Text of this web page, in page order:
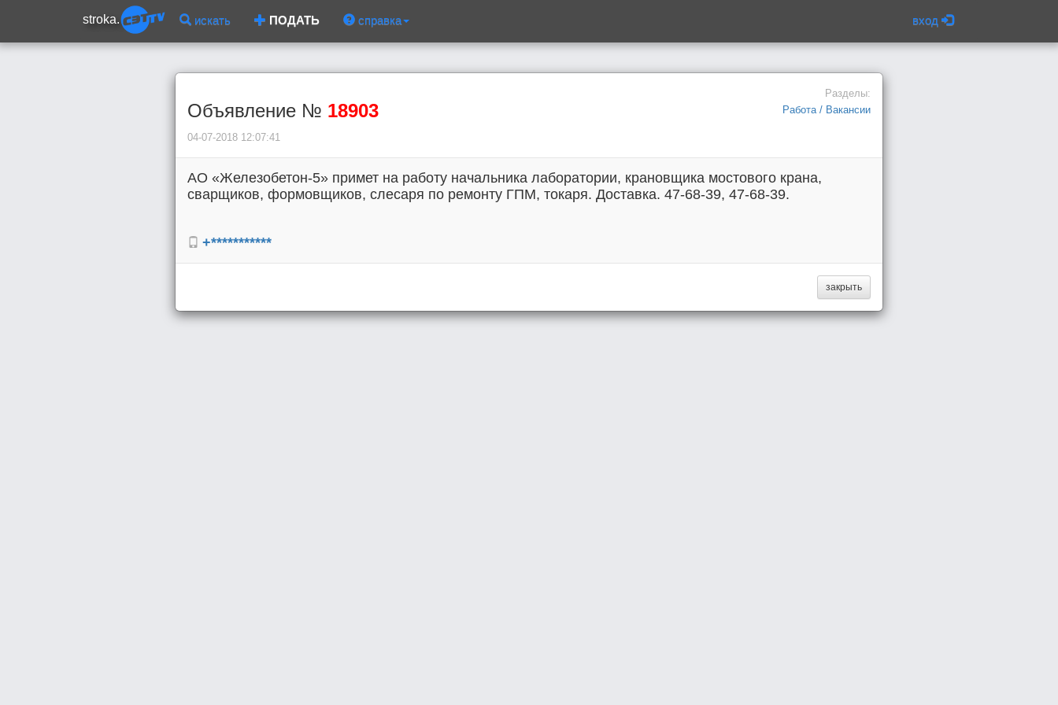
stroka. искать ПОДАТЬ справка вход
Объявление № 18903
04-07-2018 12:07:41
Разделы:
Работа / Вакансии
АО «Железобетон-5» примет на работу начальника лаборатории, крановщика мостового крана,
сварщиков, формовщиков, слесаря по ремонту ГПМ, токаря. Доставка. 47-68-39, 47-68-39.
+***********
закрыть